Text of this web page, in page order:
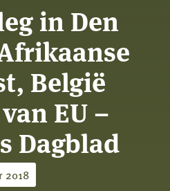
in Den
België
EU –
Dagblad
2018